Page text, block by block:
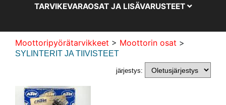
TARVIKEVARAOSAT JA LISÄVARUSTEET
Moottoripyörätarvikkeet > Moottorin osat >
SYLINTERIT JA TIIVISTEET
järjestys: